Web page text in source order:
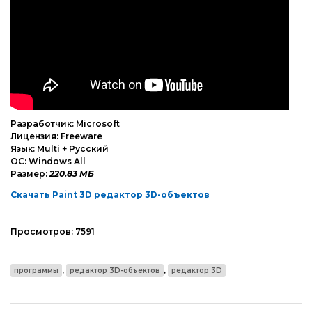
Разработчик: Microsoft
Лицензия: Freeware
Язык: Multi + Русский
ОС: Windows All
Размер:220.83 МБ
Скачать Paint 3D редактор 3D-объектов
Просмотров: 7591
программы , редактор 3D-объектов , редактор 3D